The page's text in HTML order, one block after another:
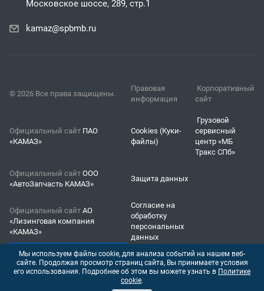
Московское шоссе, 289, стр.1
kamaz@spbmb.ru
© 2026 Все права защищены.
Правовая
информация
Корпоративный
сайт
Официальный сайт ПАО
«КАМАЗ»
Cookies (Куки-
файлы)
Грузовой
сервисный
центр «МБ
Тракс СПб»
Официальный сайт ООО
«АвтоЗапчасть КАМАЗ»
Защита данных
Официальный сайт АО
«Лизинговая компания
«КАМАЗ»
Согласие на
обработку
персональных
данных
Мы используем файлы cookie, для анализа событий на нашем веб-
сайте. Продолжая просмотр страниц сайта, Вы принимаете условия
его использования. Подробнее об этом вы можете узнать в Политике
cookie.